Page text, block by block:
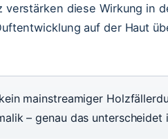
verstärken diese Wirkung in
auf der Haut
mainstreamiger
– genau das unterscheidet